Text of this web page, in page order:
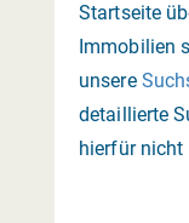
Startseite
Immobilien
unsere
detaillierte
hierfür nicht